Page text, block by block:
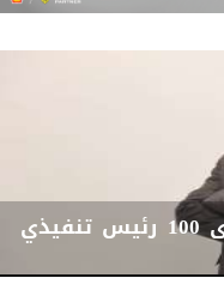
أنكوش أرورا ضمن قائمة أقوى 100 رئيس تنفيذي